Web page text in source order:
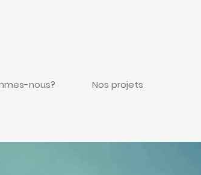
nous? Nos projets